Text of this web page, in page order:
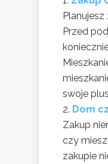
Przed
swoje
Dom
Zakup
czy
zakupie